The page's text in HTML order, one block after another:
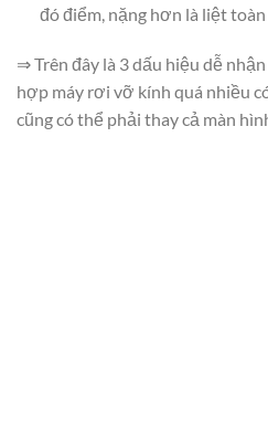
đó điểm, nặng hơn là liệt toàn
⇒ Trên đây là 3 dấu hiệu dễ
hợp máy rơi vỡ kính quá nhiều
cũng có thể phải thay cả màn